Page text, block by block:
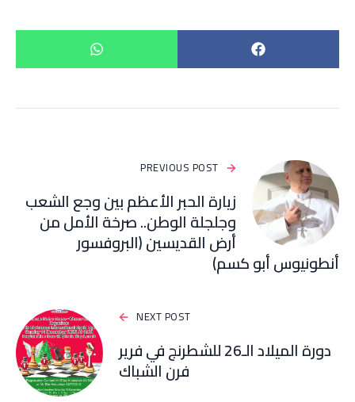
PREVIOUS POST
زيارة الحبر الأعظم بين وجع الشعب
وجلجلة الوطن.. صرخة الأمل من
أرض القديسين (البروفسور
أنطونيوس أبو كسم)
NEXT POST
دورة الميلاد الـ26 للشطرنج في فرير
فرن الشباك